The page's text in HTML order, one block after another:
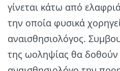
γίνεται κάτω από
την οποία φυσικά
αναισθησιολόγος.
της ωοληψίας θα δοθούν